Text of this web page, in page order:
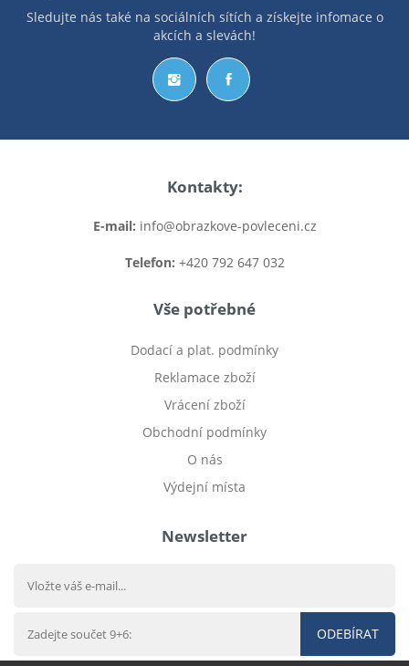
Sledujte nás také na sociálních sítích a získejte infomace o
akcích a slevách!
Kontakty:
E-mail: info@obrazkove-povleceni.cz
Telefon: +420 792 647 032
Vše potřebné
Dodací a plat. podmínky
Reklamace zboží
Vrácení zboží
Obchodní podmínky
O nás
Výdejní místa
Newsletter
ODEBÍRAT